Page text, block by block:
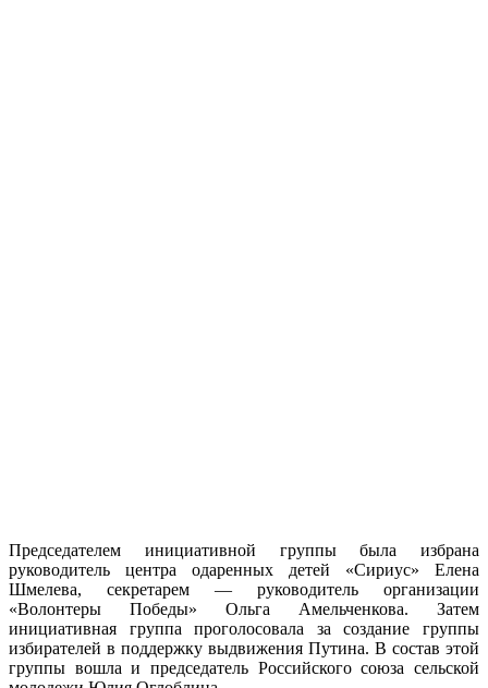
Председателем инициативной группы была избрана
руководитель центра одаренных детей «Сириус» Елена
Шмелева, секретарем — руководитель организации
«Волонтеры Победы» Ольга Амельченкова. Затем
инициативная группа проголосовала за создание группы
избирателей в поддержку выдвижения Путина. В состав этой
группы вошла и председатель Российского союза сельской